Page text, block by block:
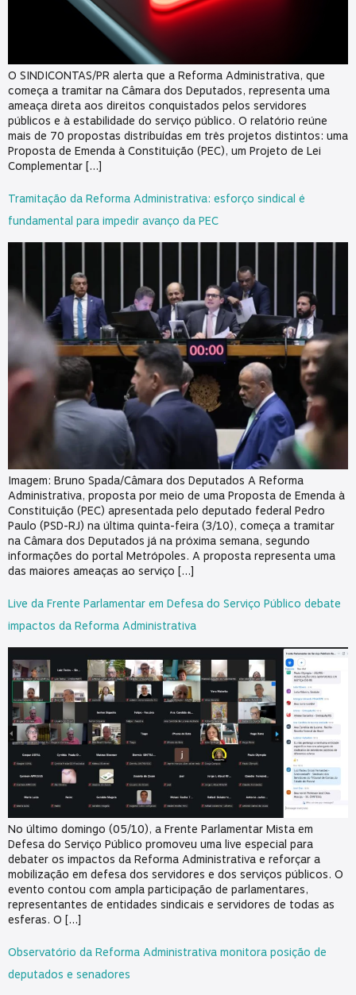
O SINDICONTAS/PR alerta que a Reforma Administrativa, que
começa a tramitar na Câmara dos Deputados, representa uma
ameaça direta aos direitos conquistados pelos servidores
públicos e à estabilidade do serviço público. O relatório reúne
mais de 70 propostas distribuídas em três projetos distintos: uma
Proposta de Emenda à Constituição (PEC), um Projeto de Lei
Complementar […]
Tramitação da Reforma Administrativa: esforço sindical é
fundamental para impedir avanço da PEC
Imagem: Bruno Spada/Câmara dos Deputados A Reforma
Administrativa, proposta por meio de uma Proposta de Emenda à
Constituição (PEC) apresentada pelo deputado federal Pedro
Paulo (PSD-RJ) na última quinta-feira (3/10), começa a tramitar
na Câmara dos Deputados já na próxima semana, segundo
informações do portal Metrópoles. A proposta representa uma
das maiores ameaças ao serviço […]
Live da Frente Parlamentar em Defesa do Serviço Público debate
impactos da Reforma Administrativa
No último domingo (05/10), a Frente Parlamentar Mista em
Defesa do Serviço Público promoveu uma live especial para
debater os impactos da Reforma Administrativa e reforçar a
mobilização em defesa dos servidores e dos serviços públicos. O
evento contou com ampla participação de parlamentares,
representantes de entidades sindicais e servidores de todas as
esferas. O […]
Observatório da Reforma Administrativa monitora posição de
deputados e senadores